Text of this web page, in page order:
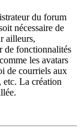
du forum
nécessaire de
ailleurs,
de fonctionnalités
les avatars
de courriels aux
etc. La création